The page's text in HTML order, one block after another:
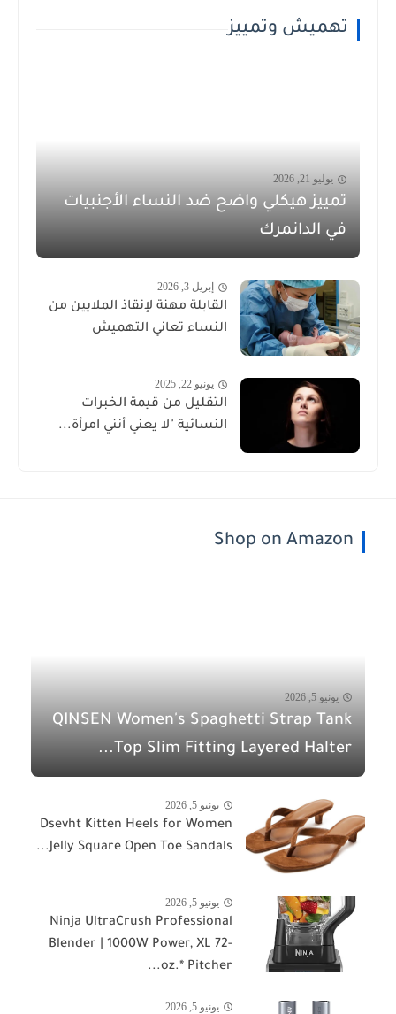
تهميش وتمييز
يوليو 21, 2026
تمييز هيكلي واضح ضد النساء الأجنبيات
في الدانمرك
إبريل 3, 2026
القابلة مهنة لإنقاذ الملايين من
النساء تعاني التهميش
يونيو 22, 2025
التقليل من قيمة الخبرات
النسائية "لا يعني أنني امرأة...
Shop on Amazon
يونيو 5, 2026
QINSEN Women's Spaghetti Strap Tank
Top Slim Fitting Layered Halter...
يونيو 5, 2026
Dsevht Kitten Heels for Women
Jelly Square Open Toe Sandals...
يونيو 5, 2026
Ninja UltraCrush Professional
Blender | 1000W Power, XL 72-
oz.* Pitcher...
يونيو 5, 2026